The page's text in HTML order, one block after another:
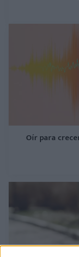
Oír para